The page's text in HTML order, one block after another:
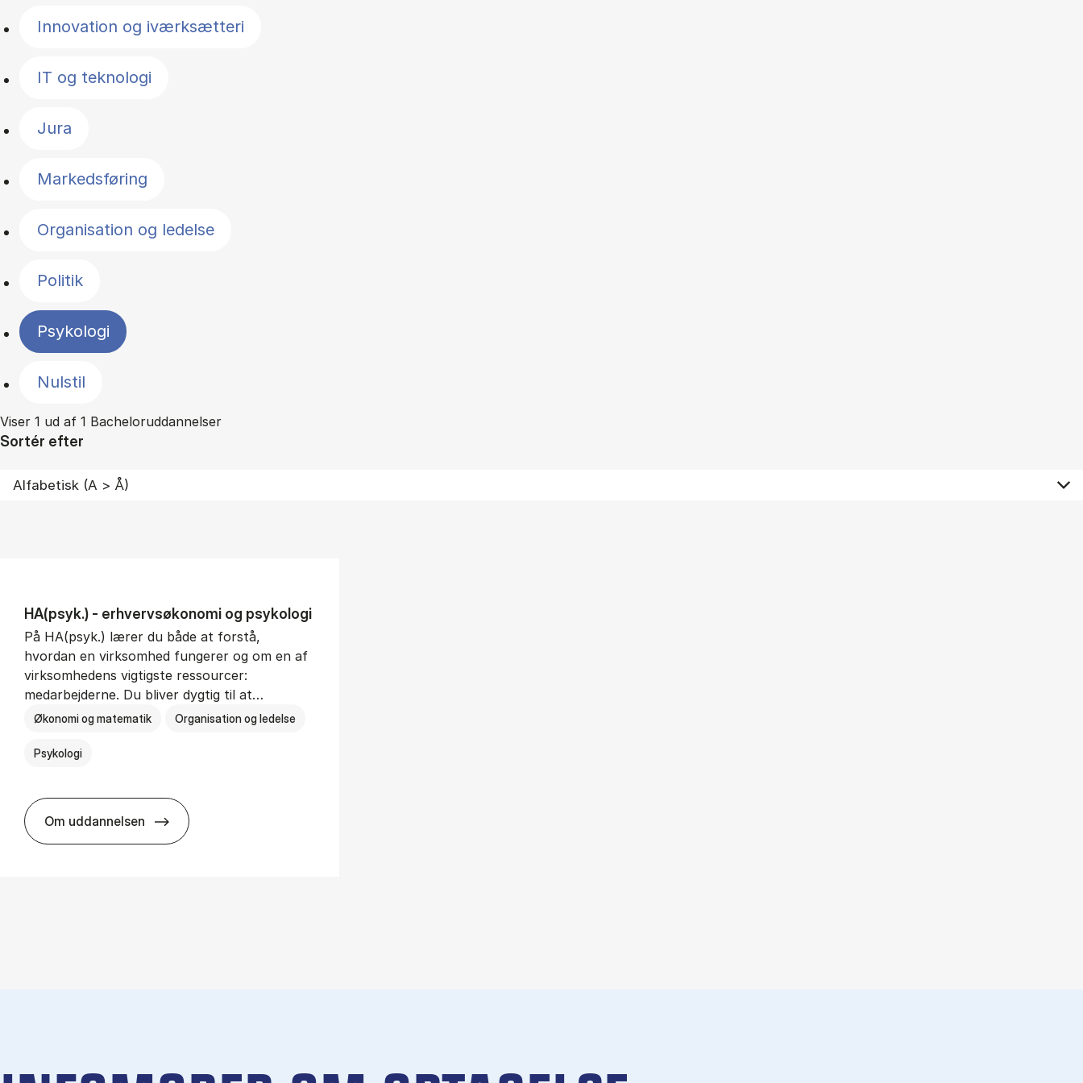
Innovation og iværksætteri
IT og teknologi
Jura
Markedsføring
Organisation og ledelse
Politik
Psykologi
Nulstil
Viser 1 ud af 1 Bacheloruddannelser
Sortér efter
HA(psyk.) - erhvervs­økonomi og psy­ko­lo­gi
På HA(psyk.) lærer du både at forstå,
hvordan en virksomhed fungerer og om en af
virksomhedens vigtigste ressourcer:
medarbejderne. Du bliver dygtig til at…
Økonomi og matematik Organisation og ledelse
Psykologi
Om uddannelsen
HA(psyk.) - erhvervs­økonomi og psy­ko­lo­gi